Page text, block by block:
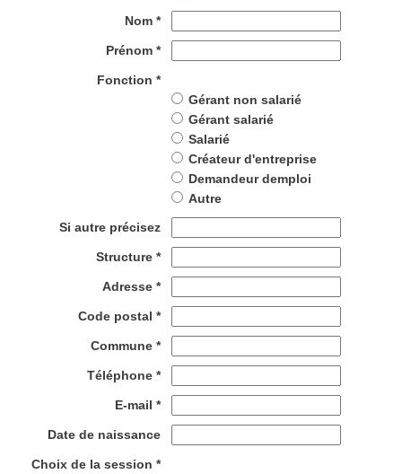
Nom *
Prénom *
Fonction *
Gérant non salarié
Gérant salarié
Salarié
Créateur d'entreprise
Demandeur demploi
Autre
Si autre précisez
Structure *
Adresse *
Code postal *
Commune *
Téléphone *
E-mail *
Date de naissance
Choix de la session *